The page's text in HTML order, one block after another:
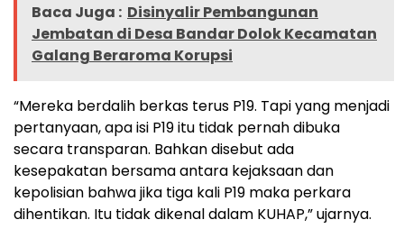
Baca Juga : Disinyalir Pembangunan
Jembatan di Desa Bandar Dolok Kecamatan
Galang Beraroma Korupsi
“Mereka berdalih berkas terus P19. Tapi yang menjadi
pertanyaan, apa isi P19 itu tidak pernah dibuka
secara transparan. Bahkan disebut ada
kesepakatan bersama antara kejaksaan dan
kepolisian bahwa jika tiga kali P19 maka perkara
dihentikan. Itu tidak dikenal dalam KUHAP,” ujarnya.